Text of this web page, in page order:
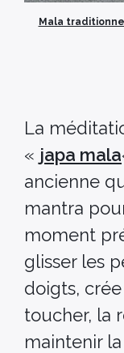
Mala
La
« japa mala
ancienne
mantra
moment
glisser les
doigts,
toucher, la
maintenir